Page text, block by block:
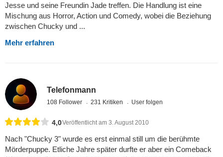
Jesse und seine Freundin Jade treffen. Die Handlung ist eine
Mischung aus Horror, Action und Comedy, wobei die Beziehung
zwischen Chucky und ...
Mehr erfahren
Telefonmann
108 Follower 231 Kritiken User folgen
4,0Veröffentlicht am 3. August 2010
Nach "Chucky 3" wurde es erst einmal still um die berühmte
Mörderpuppe. Etliche Jahre später durfte er aber ein Comeback